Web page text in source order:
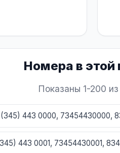
Номера в этой
Показаны 1-200
443 0000, 73454430000,
443 0001, 73454430001,